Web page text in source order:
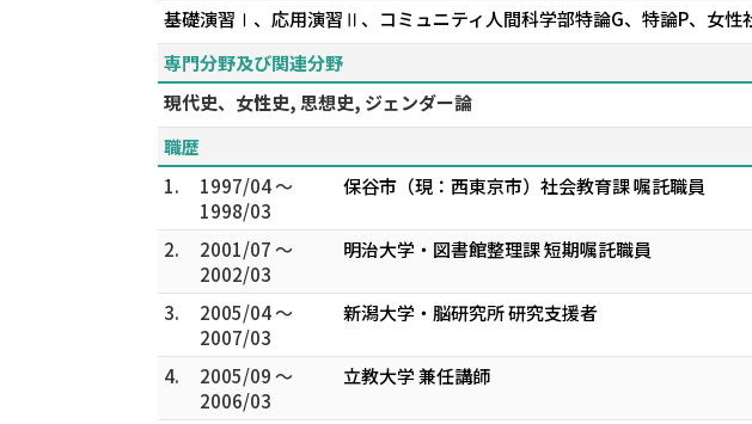
基礎演習Ⅰ、応用演習Ⅱ、コミュニティ人間科学部特論G、特論P、女性
専門分野及び関連分野
現代史、女性史, 思想史, ジェンダー論
職歴
1.
1997/04 ～
1998/03
保谷市（現：西東京市）社会教育課 嘱託職員
2.
2001/07 ～
2002/03
明治大学・図書館整理課 短期嘱託職員
3.
2005/04 ～
2007/03
新潟大学・脳研究所 研究支援者
4.
2005/09 ～
2006/03
立教大学 兼任講師